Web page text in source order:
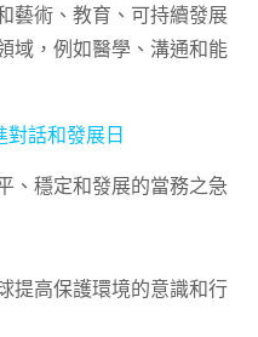
藝術、教育、可持續發展
域，例如醫學、溝通和能
對話和發展日
、穩定和發展的當務之急
提高保護環境的意識和行